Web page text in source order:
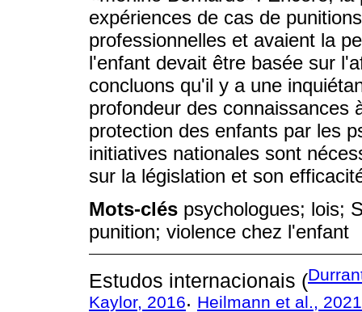
expériences de cas de
professionnelles et avaient la
l'enfant devait être basée sur
concluons qu'il y a une
profondeur des connaissances
protection des enfants par les
initiatives nationales sont
sur la législation et son
Mots-clés psychologues; lois;
punition; violence chez l'enfant
Estudos internacionais (
Kaylor, 2016
Heilmann et al., 2021